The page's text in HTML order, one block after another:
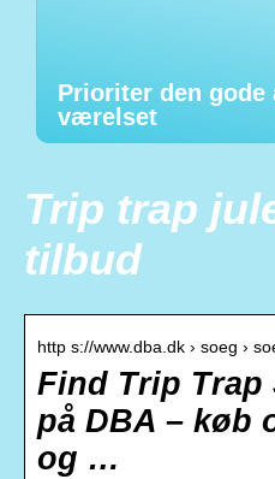
Prioriter den
værelset
Trip trap
tilbud
http s://www.dba.dk › soeg ›
Find Trip
på DBA – køb
og …